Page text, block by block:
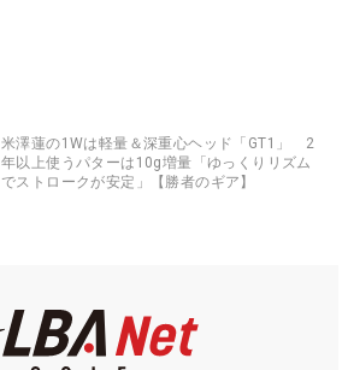
米澤蓮の1Wは軽量＆深重心ヘッド「GT1」 2
年以上使うパターは10g増量「ゆっくりリズム
でストロークが安定」【勝者のギア】